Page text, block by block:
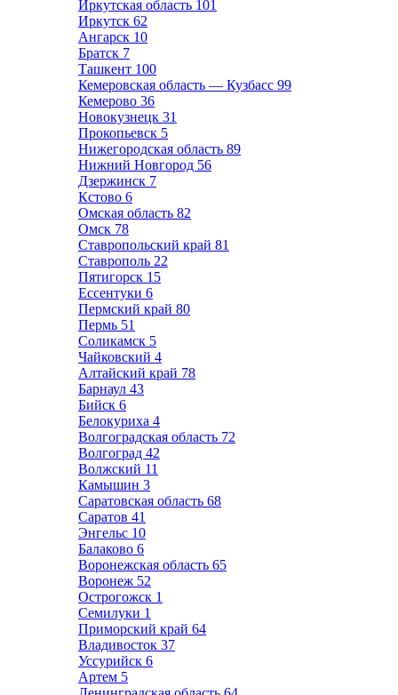
Иркутская область 101
Иркутск 62
Ангарск 10
Братск 7
Ташкент 100
Кемеровская область — Кузбасс 99
Кемерово 36
Новокузнецк 31
Прокопьевск 5
Нижегородская область 89
Нижний Новгород 56
Дзержинск 7
Кстово 6
Омская область 82
Омск 78
Ставропольский край 81
Ставрополь 22
Пятигорск 15
Ессентуки 6
Пермский край 80
Пермь 51
Соликамск 5
Чайковский 4
Алтайский край 78
Барнаул 43
Бийск 6
Белокуриха 4
Волгоградская область 72
Волгоград 42
Волжский 11
Камышин 3
Саратовская область 68
Саратов 41
Энгельс 10
Балаково 6
Воронежская область 65
Воронеж 52
Острогожск 1
Семилуки 1
Приморский край 64
Владивосток 37
Уссурийск 6
Артем 5